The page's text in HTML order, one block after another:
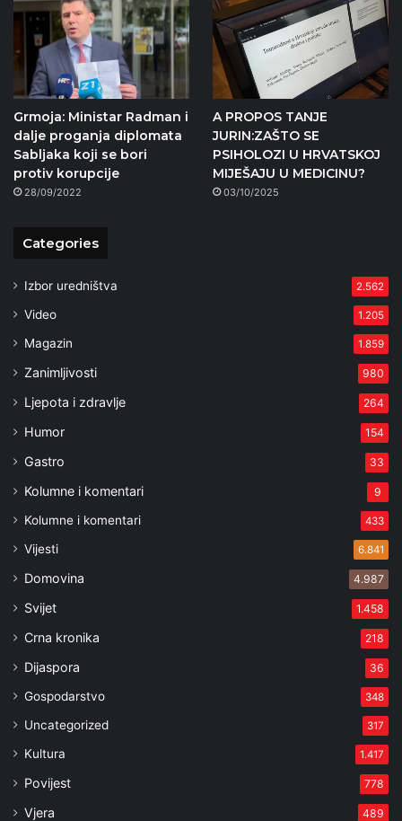
Grmoja: Ministar Radman i
dalje proganja diplomata
Sabljaka koji se bori
protiv korupcije
28/09/2022
A PROPOS TANJE
JURIN:ZAŠTO SE
PSIHOLOZI U HRVATSKOJ
MIJEŠAJU U MEDICINU?
03/10/2025
Categories
Izbor uredništva 2.562
Video 1.205
Magazin 1.859
Zanimljivosti 980
Ljepota i zdravlje 264
Humor 154
Gastro 33
Kolumne i komentari 9
Kolumne i komentari 433
Vijesti 6.841
Domovina 4.987
Svijet 1.458
Crna kronika 218
Dijaspora 36
Gospodarstvo 348
Uncategorized 317
Kultura 1.417
Povijest 778
Vjera 489